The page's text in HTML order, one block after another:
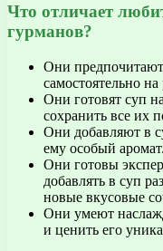
Что отличает
гурманов?
Они
самостоятельно
Они готовят суп
сохранить все их
Они добавляют в
ему особый аромат.
Они готовы
добавлять в суп
новые вкусовые
Они умеют
и ценить его